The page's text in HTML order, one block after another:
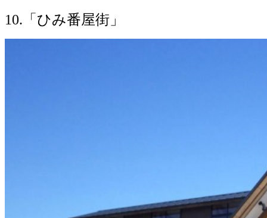
10.「ひみ番屋街」